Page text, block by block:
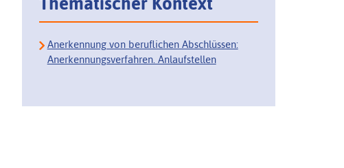
Anerkennung von beruflichen Abschlüssen:
Anerkennungsverfahren. Anlaufstellen